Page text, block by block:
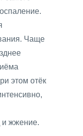
Чаще
этом отёк
и жжение.